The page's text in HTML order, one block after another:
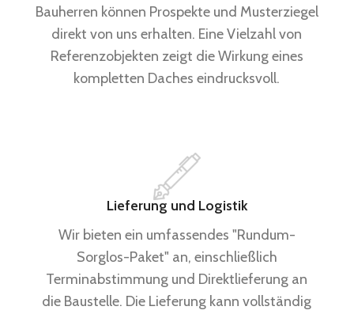
Bauherren können Prospekte und Musterziegel
direkt von uns erhalten. Eine Vielzahl von
Referenzobjekten zeigt die Wirkung eines
kompletten Daches eindrucksvoll.
Lieferung und Logistik
Wir bieten ein umfassendes "Rundum-
Sorglos-Paket" an, einschließlich
Terminabstimmung und Direktlieferung an
die Baustelle. Die Lieferung kann vollständig